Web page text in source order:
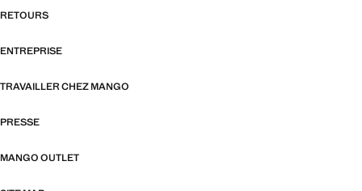
RETOURS
ENTREPRISE
TRAVAILLER CHEZ MANGO
PRESSE
MANGO OUTLET